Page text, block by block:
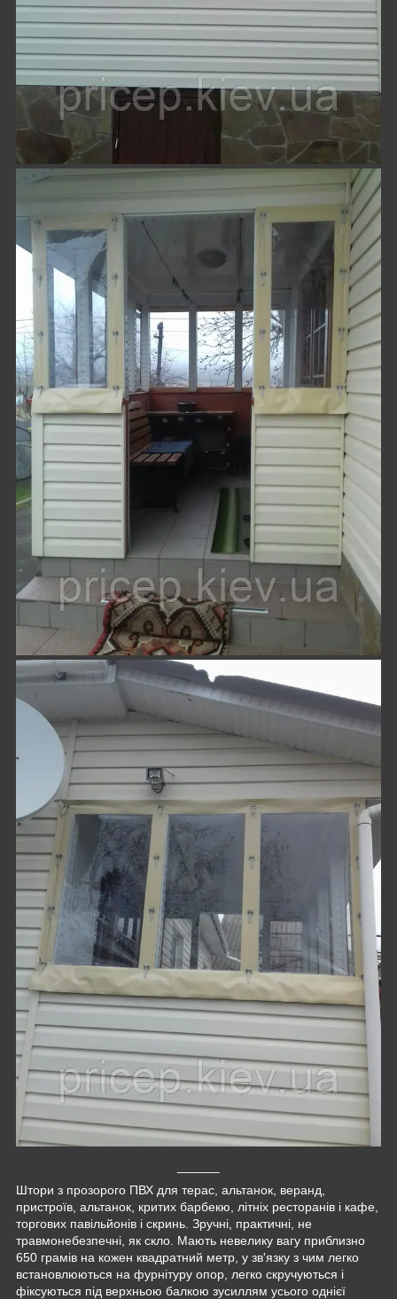
Штори з прозорого ПВХ для терас, альтанок, веранд,
пристроїв, альтанок, критих барбекю, літніх ресторанів і кафе,
торгових павільйонів і скринь. Зручні, практичні, не
травмонебезпечні, як скло. Мають невелику вагу приблизно
650 грамів на кожен квадратний метр, у зв'язку з чим легко
встановлюються на фурнітуру опор, легко скручуються і
фіксуються під верхньою балкою зусиллям усього однієї